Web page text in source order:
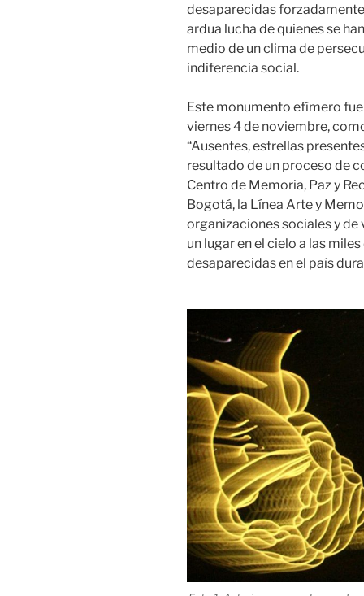
desaparecidas
ardua lucha de quienes se
medio de un clima de
indiferencia social.
Este monumento efímero
viernes 4 de noviembre,
“Ausentes, estrellas
resultado de un proceso de
Centro de Memoria, Paz y
Bogotá, la Línea Arte y
organizaciones sociales y
un lugar en el cielo a las
desaparecidas en el país